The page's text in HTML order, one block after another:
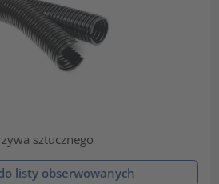
sztucznego
listy obserwowanych